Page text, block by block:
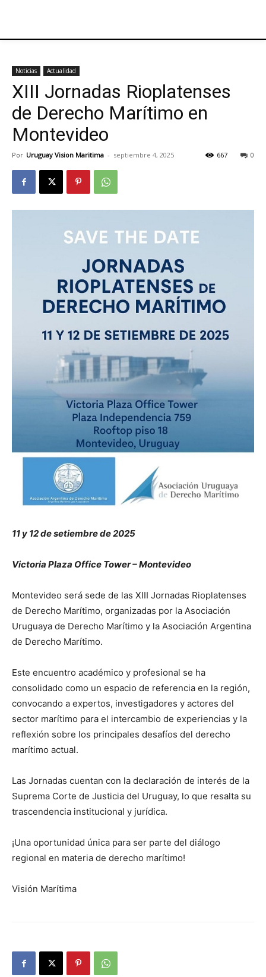
Noticias Actualidad
XIII Jornadas Rioplatenses
de Derecho Marítimo en
Montevideo
Por Uruguay Vision Maritima - septiembre 4, 2025 0
667
11 y 12 de setiembre de 2025
Victoria Plaza Office Tower – Montevideo
Montevideo será sede de las XIII Jornadas Rioplatenses
de Derecho Marítimo, organizadas por la Asociación
Uruguaya de Derecho Marítimo y la Asociación Argentina
de Derecho Marítimo.
Este encuentro académico y profesional se ha
consolidado como un espacio de referencia en la región,
convocando a expertos, investigadores y actores del
sector marítimo para el intercambio de experiencias y la
reflexión sobre los principales desafíos del derecho
marítimo actual.
Las Jornadas cuentan con la declaración de interés de la
Suprema Corte de Justicia del Uruguay, lo que resalta su
trascendencia institucional y jurídica.
¡Una oportunidad única para ser parte del diálogo
regional en materia de derecho marítimo!
Visión Marítima